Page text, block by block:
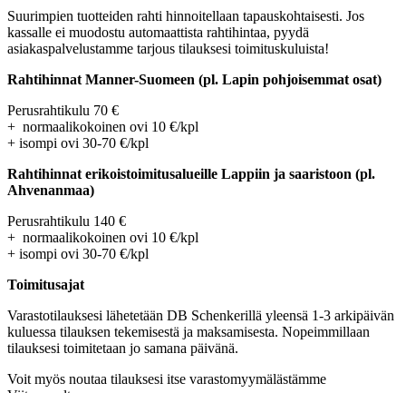
Suurimpien tuotteiden rahti hinnoitellaan tapauskohtaisesti. Jos
kassalle ei muodostu automaattista rahtihintaa, pyydä
asiakaspalvelustamme tarjous tilauksesi toimituskuluista!
Rahtihinnat Manner-Suomeen (pl. Lapin pohjoisemmat osat)
Perusrahtikulu 70 €
+ normaalikokoinen ovi 10 €/kpl
+ isompi ovi 30-70 €/kpl
Rahtihinnat erikoistoimitusalueille Lappiin ja saaristoon (pl.
Ahvenanmaa)
Perusrahtikulu 140 €
+ normaalikokoinen ovi 10 €/kpl
+ isompi ovi 30-70 €/kpl
Toimitusajat
Varastotilauksesi lähetetään DB Schenkerillä yleensä 1-3 arkipäivän
kuluessa tilauksen tekemisestä ja maksamisesta. Nopeimmillaan
tilauksesi toimitetaan jo samana päivänä.
Voit myös noutaa tilauksesi itse varastomyymälästämme